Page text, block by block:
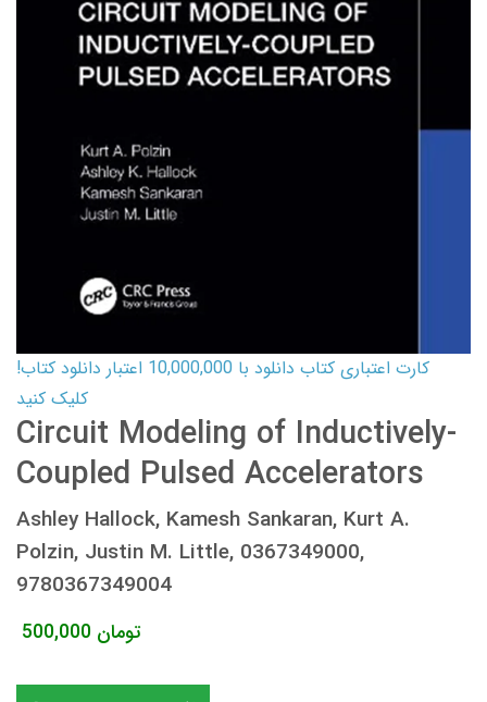
کارت اعتباری کتاب دانلود با 10,000,000 اعتبار دانلود کتاب!
کلیک کنید
Circuit Modeling of Inductively-
Coupled Pulsed Accelerators
Ashley Hallock, Kamesh Sankaran, Kurt A.
Polzin, Justin M. Little, 0367349000,
9780367349004
500,000 تومان